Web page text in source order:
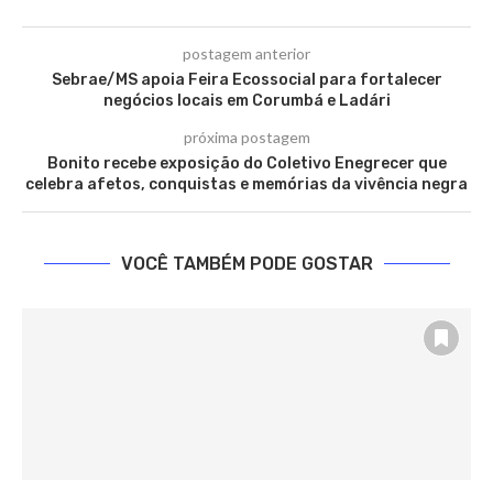
postagem anterior
Sebrae/MS apoia Feira Ecossocial para fortalecer
negócios locais em Corumbá e Ladári
próxima postagem
Bonito recebe exposição do Coletivo Enegrecer que
celebra afetos, conquistas e memórias da vivência negra
VOCÊ TAMBÉM PODE GOSTAR